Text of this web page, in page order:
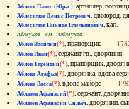
Аблеев Павел (Юрас), артиллер.
Аблесимов Денис Петрович, двоюрод.
Аблесимов Никита Емельянович, кап.
Аблеухов см. Облеухов
Аблов Василий(*), прапорщик
Аблов Иван(*), сержант гв.,
Аблов Терентий(*), прапорщик,
Аблова Агафья(*), дворянка, вдова
Аблова Васса(*), вдова майора
Аблязов Афанасий(*), сержант,
Аблязов Афанасий Силыч, дворянин,